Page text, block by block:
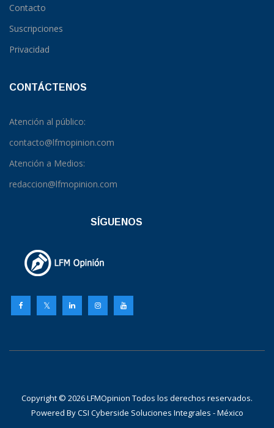
Contacto
Suscripciones
Privacidad
CONTÁCTENOS
Atención al público:
contacto@lfmopinion.com
Atención a Medios:
redaccion@lfmopinion.com
SÍGUENOS
Copyright © 2026 LFMOpinion Todos los derechos reservados.
Powered ByCSI Cyberside Soluciones Integrales - México